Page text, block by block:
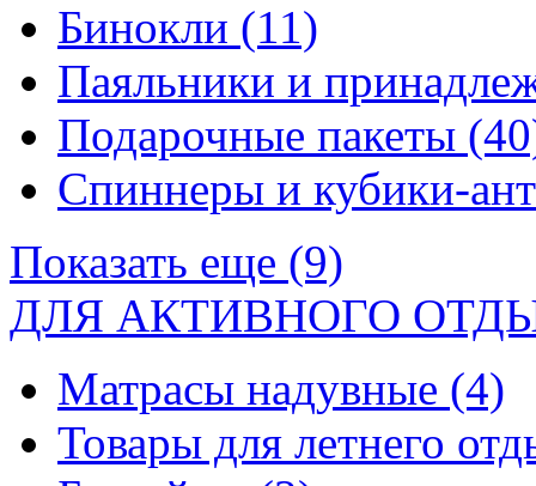
Бинокли (11)
Паяльники и
Подарочные пакеты
Спиннеры и кубики-
Показать еще (9)
ДЛЯ АКТИВНОГО
Матрасы надувные (4)
Товары для летнего